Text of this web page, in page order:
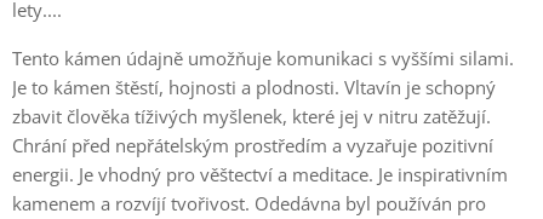
lety....
Tento kámen údajně umožňuje komunikaci s vyššími silami.
Je to kámen štěstí, hojnosti a plodnosti. Vltavín je schopný
zbavit člověka tíživých myšlenek, které jej v nitru zatěžují.
Chrání před nepřátelským prostředím a vyzařuje pozitivní
energii. Je vhodný pro věštectví a meditace. Je inspirativním
kamenem a rozvíjí tvořivost. Odedávna byl používán pro